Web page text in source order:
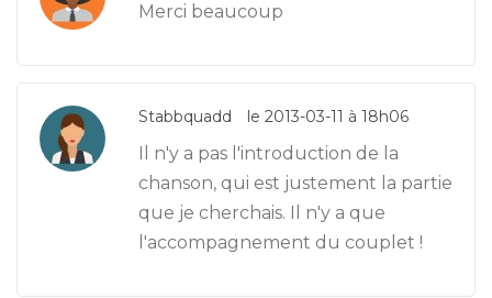
Merci beaucoup
Stabbquadd le 2013-03-11 à 18h06
Il n'y a pas l'introduction de la
chanson, qui est justement la partie
que je cherchais. Il n'y a que
l'accompagnement du couplet !